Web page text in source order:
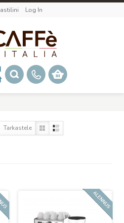
Log In
Tarkastele